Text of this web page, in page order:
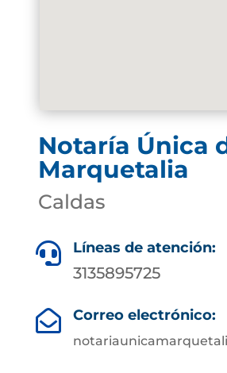
Notaría Única
Marquetalia
Caldas
 Líneas de atención:
3135895725
 Correo electrónico: